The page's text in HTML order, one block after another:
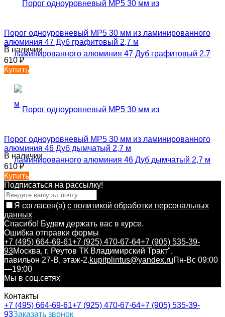
Порог одноуровневый MP5 30 мм из ламинированного
алюминия 47 Дуб графитовый 2,7 м
В наличии
610₽
Купить
Порог одноуровневый MP5 30 мм из ламинированного
алюминия 46 Дуб дымчатый 2,7 м
В наличии
610₽
Купить
Подписаться на рассылкy!
Я согласен(a) с политикой обработки персональных
данных
Спасибо! Будем держать вас в курсе.
Ошибка отправки формы
+7 (495) 664-69-61+7 (925) 470-67-64+7 (905) 535-39-
93Москва, г. Реутов ТК Владимирский Тракт",
павильон 27-В, этаж-2.kupitplintus@yandex.ruПн-Вс 09:00
—19:00
Мы в соц.сетях
Контакты
+7 (495) 664-69-61+7 (925) 470-67-64+7 (905) 535-39-
93Заказать звонок